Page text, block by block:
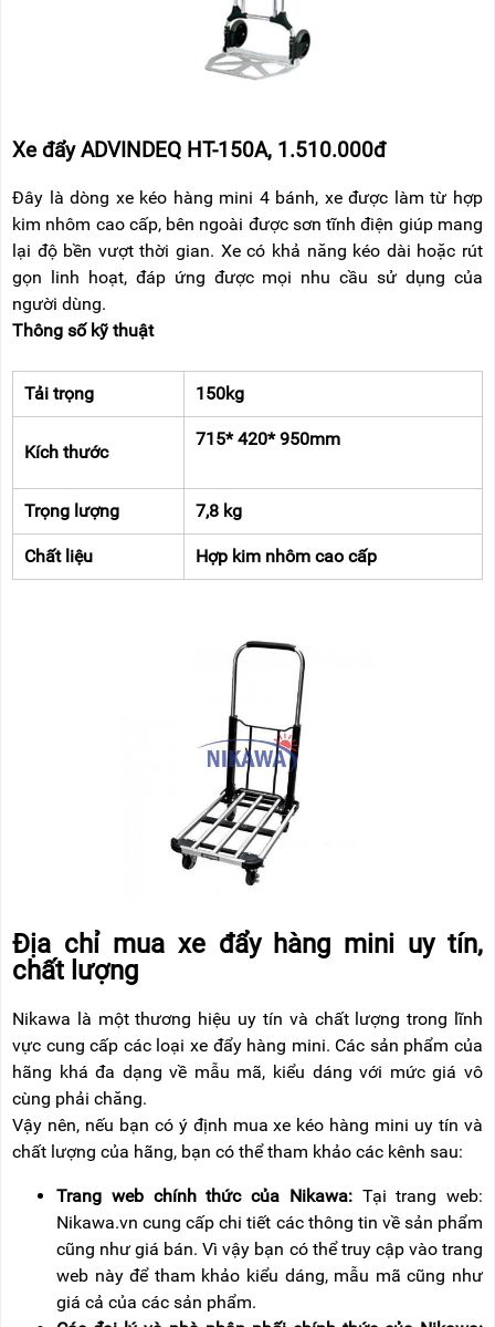
Xe đẩy ADVINDEQ HT-150A, 1.510.000đ
Đây là dòng xe kéo hàng mini 4 bánh, xe được làm từ hợp
kim nhôm cao cấp, bên ngoài được sơn tĩnh điện giúp mang
lại độ bền vượt thời gian. Xe có khả năng kéo dài hoặc rút
gọn linh hoạt, đáp ứng được mọi nhu cầu sử dụng của
người dùng.
Thông số kỹ thuật
Tải trọng 150kg
Kích thước
715* 420* 950mm
Trọng lượng 7,8 kg
Chất liệu Hợp kim nhôm cao cấp
Địa chỉ mua xe đẩy hàng mini uy tín,
chất lượng
Nikawa là một thương hiệu uy tín và chất lượng trong lĩnh
vực cung cấp các loại xe đẩy hàng mini. Các sản phẩm của
hãng khá đa dạng về mẫu mã, kiểu dáng với mức giá vô
cùng phải chăng.
Vậy nên, nếu bạn có ý định mua xe kéo hàng mini uy tín và
chất lượng của hãng, bạn có thể tham khảo các kênh sau:
Trang web chính thức của Nikawa:Tại trang web:
Nikawa.vn cung cấp chi tiết các thông tin về sản phẩm
cũng như giá bán. Vì vậy bạn có thể truy cập vào trang
web này để tham khảo kiểu dáng, mẫu mã cũng như
giá cả của các sản phẩm.